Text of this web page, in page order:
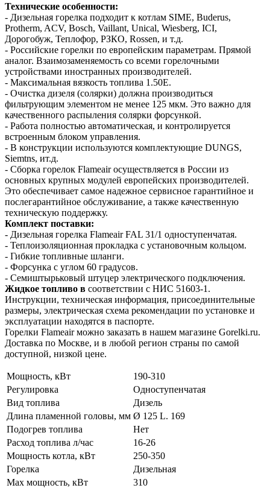
Технические особенности:
- Дизельная горелка подходит к котлам SIME, Buderus,
Protherm, ACV, Bosch, Vaillant, Unical, Wiesberg, ICI,
Дорогобуж, Теплофор, РЗКО, Rossen, и т.д.
- Российские горелки по европейским параметрам. Прямой
аналог. Взаимозаменяемость со всеми горелочными
устройствами иностранных производителей.
- Максимальная вязкость топлива 1.50E.
- Очистка дизеля (солярки) должна производиться
фильтрующим элементом не менее 125 мкм. Это важно для
качественного распыления солярки форсункой.
- Работа полностью автоматическая, и контролируется
встроенным блоком управления.
- В конструкции используются комплектующие DUNGS,
Siemtns, ит.д.
- Сборка горелок Flameair осуществляется в России из
основных крупных модулей европейских производителей.
Это обеспечивает самое надежное сервисное гарантийное и
послегарантийное обслуживание, а также качественную
техническую поддержку.
Комплект поставки:
- Дизельная горелка Flameair FAL 31/1 одноступенчатая.
- Теплоизоляционная прокладка с установочным кольцом.
- Гибкие топливные шланги.
- Форсунка с углом 60 градусов.
- Семиштырьковый штуцер электрического подключения.
Жидкое топливо в соответствии с НИС 51603-1.
Инструкции, техническая информация, присоединительные
размеры, электрическая схема рекомендации по установке и
эксплуатации находятся в паспорте.
Горелки Flameair можно заказать в нашем магазине Gorelki.ru.
Доставка по Москве, и в любой регион страны по самой
доступной, низкой цене.
Мощность, кВт
190-310
Регулировка
Одноступенчатая
Вид топлива
Дизель
Длина пламенной головы, мм Ø 125 L. 169
Подогрев топлива
Нет
Расход топлива л/час
16-26
Мощность котла, кВт
250-350
Горелка
Дизельная
Max мощность, кВт
310